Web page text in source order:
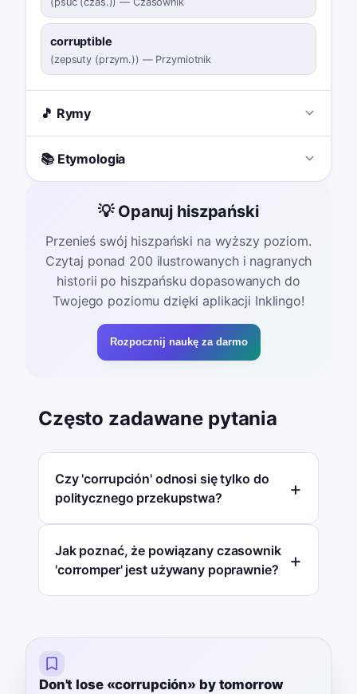
corruptible
(zepsuty (przym.)) — Przymiotnik
🎵 Rymy
📚 Etymologia
💡 Opanuj hiszpański
Przenieś swój hiszpański na wyższy poziom.
Czytaj ponad 200 ilustrowanych i nagranych
historii po hiszpańsku dopasowanych do
Twojego poziomu dzięki aplikacji Inklingo!
Rozpocznij naukę za darmo
Często zadawane pytania
Czy 'corrupción' odnosi się tylko do
politycznego przekupstwa?
Jak poznać, że powiązany czasownik
'corromper' jest używany poprawnie?
Don't lose «corrupción» by tomorrow